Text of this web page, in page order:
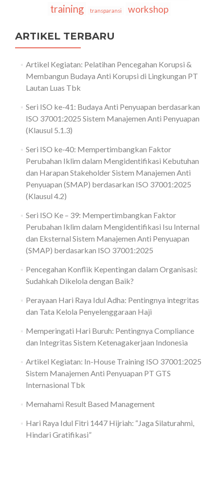
training transparansi workshop
ARTIKEL TERBARU
Artikel Kegiatan: Pelatihan Pencegahan Korupsi &
Membangun Budaya Anti Korupsi di Lingkungan PT
Lautan Luas Tbk
Seri ISO ke-41: Budaya Anti Penyuapan berdasarkan
ISO 37001:2025 Sistem Manajemen Anti Penyuapan
(Klausul 5.1.3)
Seri ISO ke-40: Mempertimbangkan Faktor
Perubahan Iklim dalam Mengidentifikasi Kebutuhan
dan Harapan Stakeholder Sistem Manajemen Anti
Penyuapan (SMAP) berdasarkan ISO 37001:2025
(Klausul 4.2)
Seri ISO Ke – 39: Mempertimbangkan Faktor
Perubahan Iklim dalam Mengidentifikasi Isu Internal
dan Eksternal Sistem Manajemen Anti Penyuapan
(SMAP) berdasarkan ISO 37001:2025
Pencegahan Konflik Kepentingan dalam Organisasi:
Sudahkah Dikelola dengan Baik?
Perayaan Hari Raya Idul Adha: Pentingnya integritas
dan Tata Kelola Penyelenggaraan Haji
Memperingati Hari Buruh: Pentingnya Compliance
dan Integritas Sistem Ketenagakerjaan Indonesia
Artikel Kegiatan: In-House Training ISO 37001:2025
Sistem Manajemen Anti Penyuapan PT GTS
Internasional Tbk
Memahami Result Based Management
Hari Raya Idul Fitri 1447 Hijriah: “Jaga Silaturahmi,
Hindari Gratifikasi”